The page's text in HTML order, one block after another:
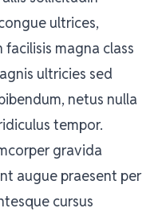
ultrices,
magna class
ultricies sed
netus nulla
tempor.
gravida
augue praesent per
cursus